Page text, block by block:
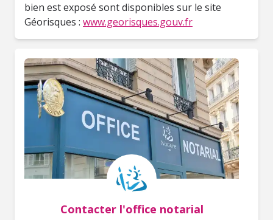
bien est exposé sont disponibles sur le site
Géorisques : www.georisques.gouv.fr
Contacter l'office notarial